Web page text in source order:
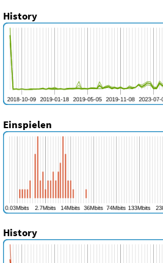
History
Einspielen
History